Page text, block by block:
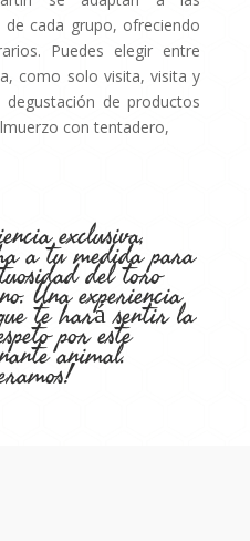
de cada grupo, ofreciendo
Puedes elegir entre
como solo visita, visita y
de productos
con tentadero,
exclusiva,
a tu medida para
del toro
Una experiencia
te hará sentir la
por este
animal.